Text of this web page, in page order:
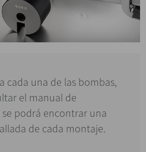
cada una de las bombas,
el manual de
podrá encontrar una
de cada montaje.